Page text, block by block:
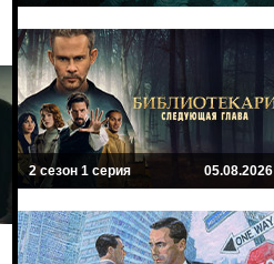
2 сезон 1 серия 05.08.2026